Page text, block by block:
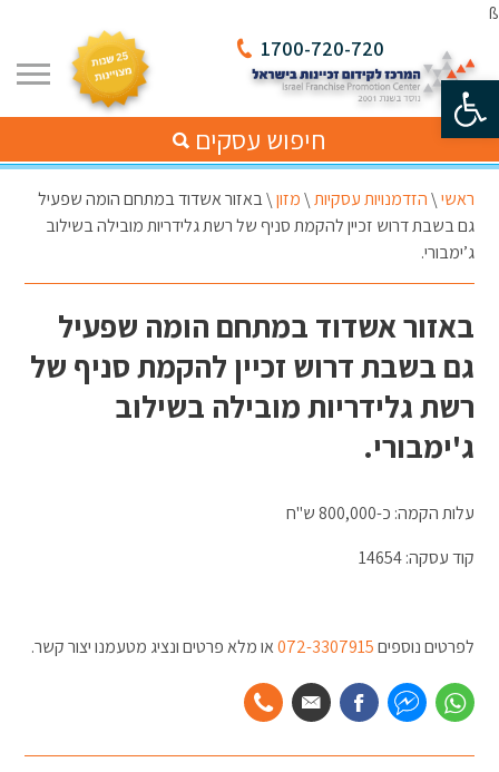
פתח סרגל נגישות
ß
1700-720-720
חיפוש עסקים
ראשי\הזדמנויות עסקיות\מזון\באזור אשדוד במתחם הומה שפעיל
גם בשבת דרוש זכיין להקמת סניף של רשת גלידריות מובילה בשילוב
ג’ימבורי.
באזור אשדוד במתחם הומה שפעיל
גם בשבת דרוש זכיין להקמת סניף של
רשת גלידריות מובילה בשילוב
ג'ימבורי.
עלות הקמה: כ-800,000 ש"ח
קוד עסקה: 14654
לפרטים נוספים072-3307915או מלא פרטים ונציג מטעמנו יצור קשר.